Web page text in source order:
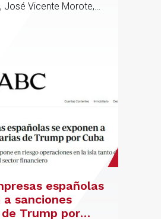
José Vicente Morote,
para ayudar a las
seguridad jurídica
regulatorios.
españolas
a sanciones
Trump por